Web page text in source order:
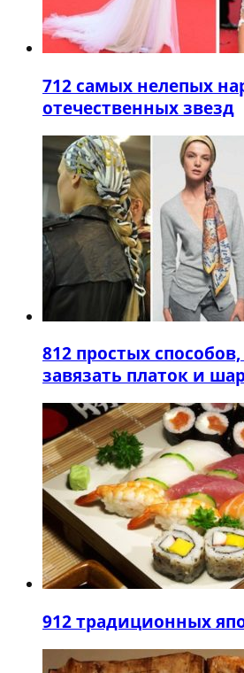
712 самых нелепых
отечественных звезд
812 простых
завязать платок и
912 традиционных